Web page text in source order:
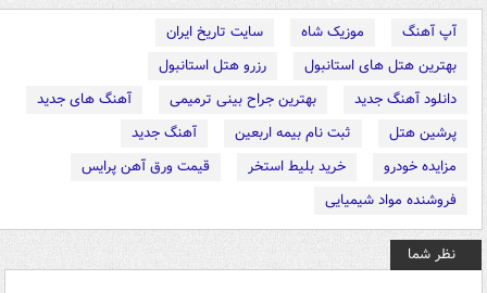
آپ آهنگ موزیک شاه
سایت تاریخ ایران
بهترین هتل های استانبول
رزرو هتل استانبول
دانلود آهنگ جدید
بهترین جراح بینی ترمیمی
آهنگ های جدید
پرشین هتل
ثبت نام بیمه اربعین
آهنگ جدید
مزایده خودرو
خرید بلیط استخر
قیمت ورق آهن پرایس
فروشنده مواد شیمیایی
نظر شما